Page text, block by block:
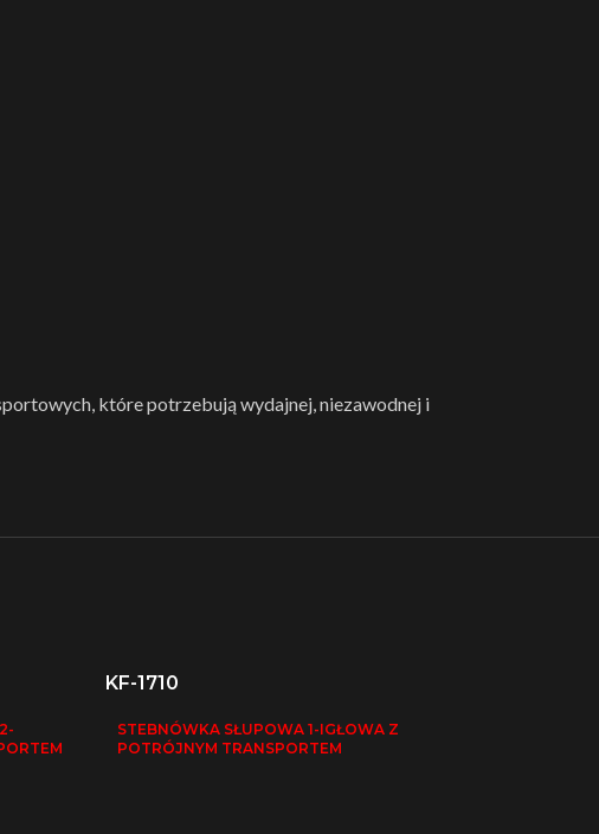
które potrzebują wydajnej, niezawodnej i
KF-1710
STEBNÓWKA SŁUPOWA 1-IGŁOWA Z
POTRÓJNYM TRANSPORTEM